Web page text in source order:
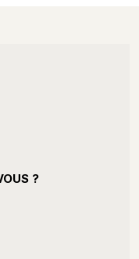
?